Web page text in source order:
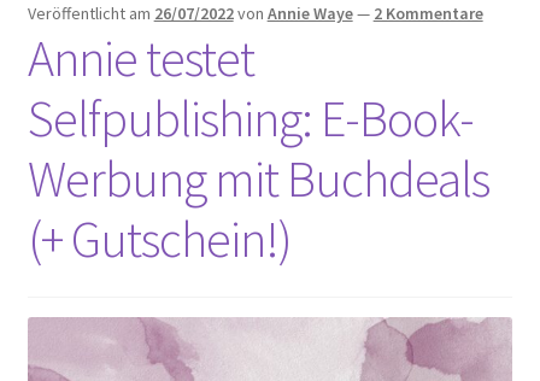
Veröffentlicht am 26/07/2022von Annie Waye— 2 Kommentare
Annie testet
Selfpublishing: E-Book-
Werbung mit Buchdeals
(+ Gutschein!)